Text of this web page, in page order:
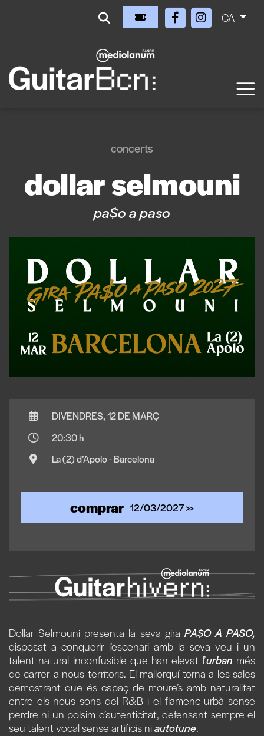
CA
concerts
dollar selmouni
pa$o a paso
DIVENDRES, 12 DE MARÇ
20:30 h
La (2) d’Apolo - Barcelona
comprar 12/03/2027 >>
Dollar Selmouni presenta la seva gira PA$O A PASO,
disposat a conquerir l’escenari amb la seva veu i un
talent natural inconfusible que han elevat l’urban més
de carrer a nous territoris. El mallorquí torna a les sales
demostrant que és capaç de moure’s amb naturalitat
entre els nous sons del R&B i el flamenc urbà sense
perdre ni un polsim d’autenticitat, defensant sempre el
seu talent vocal sense artificis niautotune.